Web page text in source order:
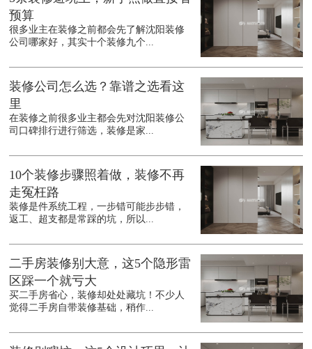
预算
很多业主在装修之前都会先了解沈阳装修
公司哪家好，其实十个装修九个...
装修公司怎么选？靠谱之选看这
里
在装修之前很多业主都会先对沈阳装修公
司口碑排行进行筛选，装修是家...
10个装修步骤照着做，装修不再
走冤枉路
装修是件系统工程，一步错可能步步错，
返工、超支都是常踩的坑，所以...
二手房装修别大意，这5个隐形雷
区踩一个就亏大
买二手房省心，装修却处处藏坑！不少人
觉得二手房自带装修基础，稍作...